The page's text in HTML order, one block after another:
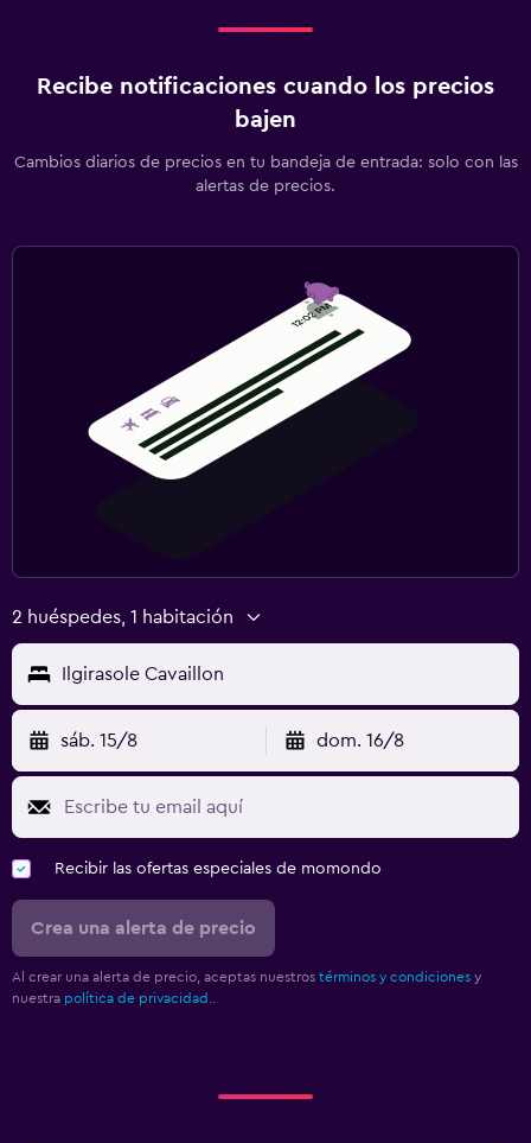
Recibe notificaciones cuando los precios
bajen
Cambios diarios de precios en tu bandeja de entrada: solo con las
alertas de precios.
2 huéspedes, 1 habitación
Ilgirasole Cavaillon
sáb. 15/8 dom. 16/8
Recibir las ofertas especiales de momondo
Crea una alerta de precio
Al crear una alerta de precio, aceptas nuestros términos y condiciones y
nuestra política de privacidad.